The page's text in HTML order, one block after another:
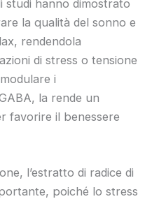
studi hanno dimostrato
la qualità del sonno e
rendendola
di stress o tensione
i
la rende un
favorire il benessere
l’estratto di radice di
poiché lo stress